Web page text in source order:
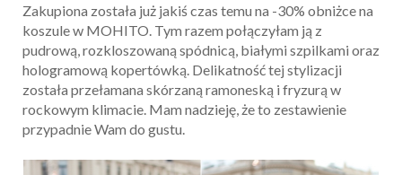
Zakupiona została już jakiś czas temu na -30% obniżce na
koszule w MOHITO. Tym razem połączyłam ją z
pudrową, rozkloszowaną spódnicą, białymi szpilkami oraz
hologramową kopertówką. Delikatność tej stylizacji
została przełamana skórzaną ramoneską i fryzurą w
rockowym klimacie. Mam nadzieję, że to zestawienie
przypadnie Wam do gustu.